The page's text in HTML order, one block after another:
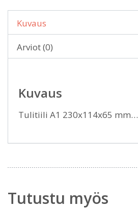
Kuvaus
Arviot (0)
Kuvaus
Tulitiili A1 230x114x65 mm…
Tutustu myös